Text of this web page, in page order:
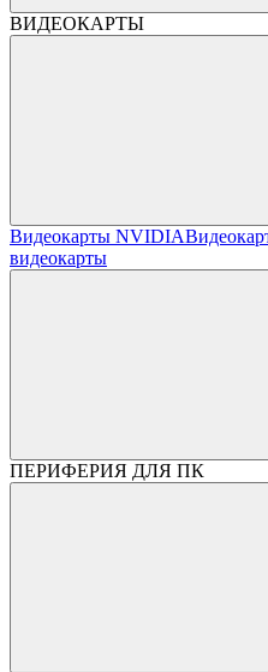
ВИДЕОКАРТЫ
Видеокарты NVIDIA
видеокарты
ПЕРИФЕРИЯ ДЛЯ ПК